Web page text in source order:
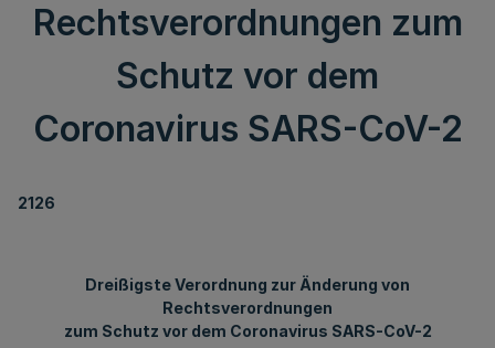
Rechtsverordnungen zum
Schutz vor dem
Coronavirus SARS-CoV-2
2126
Dreißigste Verordnung zur Änderung von
Rechtsverordnungen
zum Schutz vor dem Coronavirus SARS-CoV-2